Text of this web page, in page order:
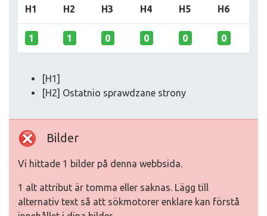
H1 H2 H3 H4 H5 H6
1 1 0 0 0 0
[H1]
[H2] Ostatnio sprawdzane strony
Bilder
Vi hittade 1 bilder på denna webbsida.
1 alt attribut är tomma eller saknas. Lägg till
alternativ text så att sökmotorer enklare kan förstå